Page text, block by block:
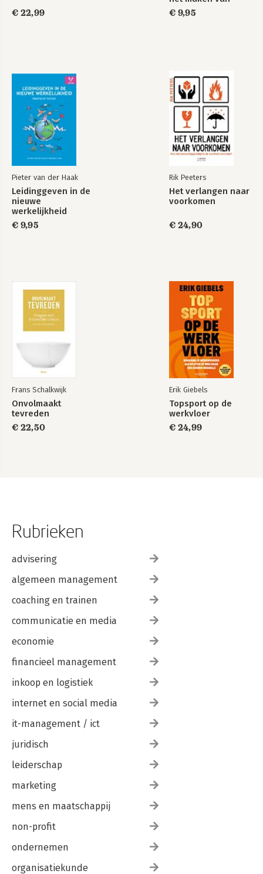
goed komt?
Een Goed Gesprek!
€ 22,99
resultaatafspraken
€ 9,95
Pieter van der Haak
Leidinggeven in de
nieuwe
werkelijkheid
€ 9,95
Rik Peeters
Het verlangen naar
voorkomen
€ 24,90
Frans Schalkwijk
Onvolmaakt
tevreden
€ 22,50
Erik Giebels
Topsport op de
werkvloer
€ 24,99
Rubrieken
advisering
algemeen management
coaching en trainen
communicatie en media
economie
financieel management
inkoop en logistiek
internet en social media
it-management / ict
juridisch
leiderschap
marketing
mens en maatschappij
non-profit
ondernemen
organisatiekunde